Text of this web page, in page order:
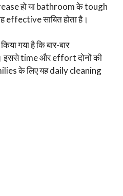
हो या bathroom के tough
साबित होता है।
गया है कि बार-बार
time और effort दोनों की
के लिए यह daily cleaning